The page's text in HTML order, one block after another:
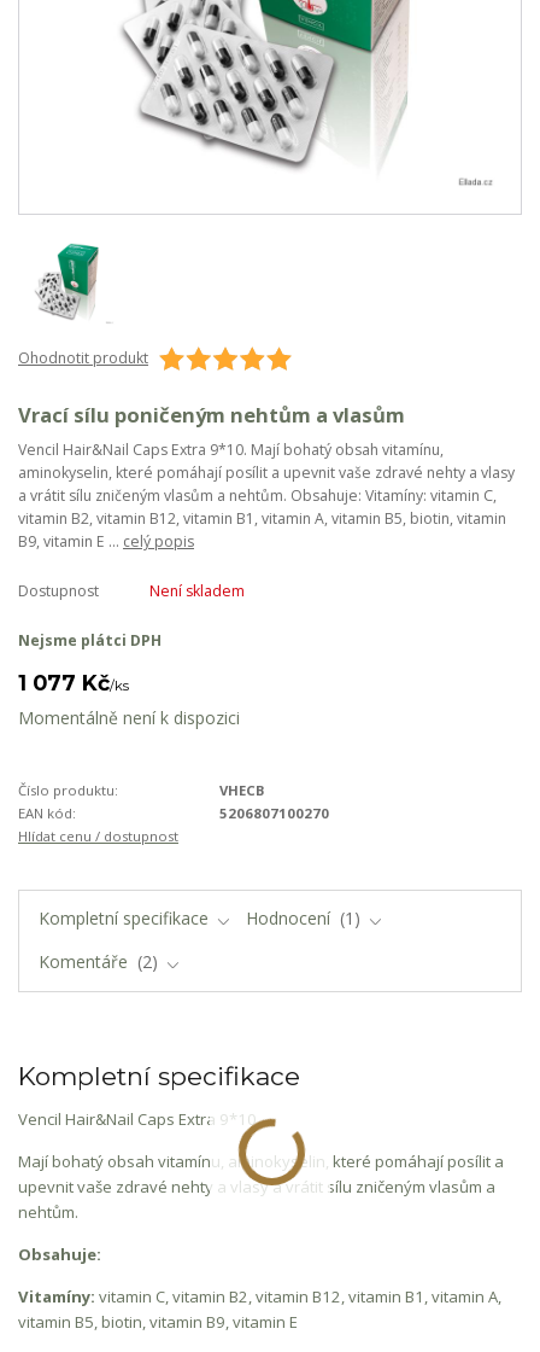
Ohodnotit produkt
Vrací sílu poničeným nehtům a vlasům
Vencil Hair&Nail Caps Extra 9*10. Mají bohatý obsah vitamínu,
aminokyselin, které pomáhají posílit a upevnit vaše zdravé nehty a vlasy
a vrátit sílu zničeným vlasům a nehtům. Obsahuje: Vitamíny: vitamin C,
vitamin B2, vitamin B12, vitamin B1, vitamin A, vitamin B5, biotin, vitamin
B9, vitamin E ... celý popis
Dostupnost Není skladem
Nejsme plátci DPH
1 077 Kč/ks
Momentálně není k dispozici
Číslo produktu:
VHECB
EAN kód:
5206807100270
Hlídat cenu / dostupnost
Kompletní specifikace Hodnocení
1
Komentáře
2
Kompletní specifikace
Vencil Hair&Nail Caps Extra 9*10.
Mají bohatý obsah vitamínu, aminokyselin, které pomáhají posílit a
upevnit vaše zdravé nehty a vlasy a vrátit sílu zničeným vlasům a
nehtům.
Obsahuje:
Vitamíny: vitamin C, vitamin B2, vitamin B12, vitamin B1, vitamin A,
vitamin B5, biotin, vitamin B9, vitamin E